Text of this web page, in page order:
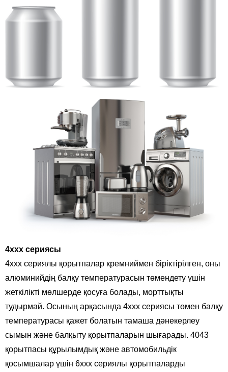
4xxx сериясы
4xxx сериялы қорытпалар кремниймен біріктірілген, оны
алюминийдің балқу температурасын төмендету үшін
жеткілікті мөлшерде қосуға болады, морттықты
тудырмай. Осының арқасында 4xxx сериясы төмен балқу
температурасы қажет болатын тамаша дәнекерлеу
сымын және балқыту қорытпаларын шығарады. 4043
қорытпасы құрылымдық және автомобильдік
қосымшалар үшін 6xxx сериялы қорытпаларды